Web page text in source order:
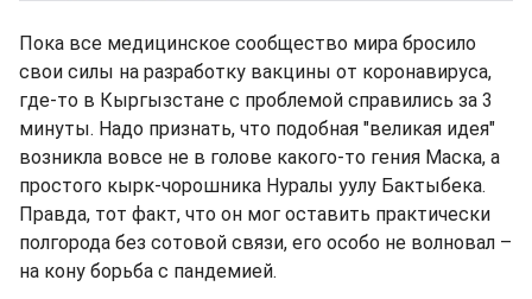
Пока все медицинское сообщество мира бросило
свои силы на разработку вакцины от коронавируса,
где-то в Кыргызстане с проблемой справились за 3
минуты. Надо признать, что подобная "великая идея"
возникла вовсе не в голове какого-то гения Маска, а
простого кырк-чорошника Нуралы уулу Бактыбека.
Правда, тот факт, что он мог оставить практически
полгорода без сотовой связи, его особо не волновал –
на кону борьба с пандемией.